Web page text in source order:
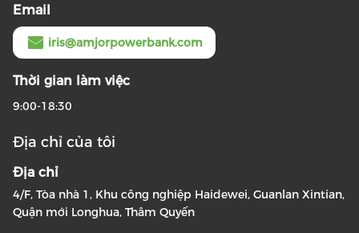
Email
iris@amjorpowerbank.com
Thời gian làm việc
9:00-18:30
Địa chỉ của tôi
Địa chỉ
4/F, Tòa nhà 1, Khu công nghiệp Haidewei, Guanlan Xintian,
Quận mới Longhua, Thâm Quyến